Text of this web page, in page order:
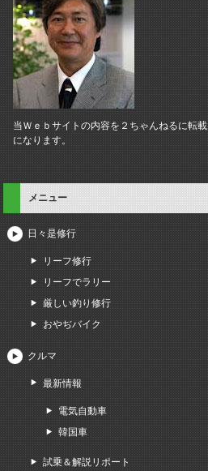
当Ｗｅｂサイトの内容を２ちゃんねるに転
になります。
メニュー
日々是修行
リーフ修行
リーフでラリー
厳しい釣り修行
おやぢバイク
クルマ
最新情報
電気自動車
韓国車
試乗＆解説リポート